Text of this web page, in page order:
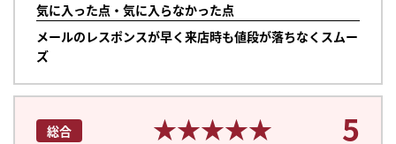
気に入った点・気に入らなかった点
メールのレスポンスが早く来店時も値段が落ちなくスムー
ズ
総合 ★★★★★
★★★★★ 5